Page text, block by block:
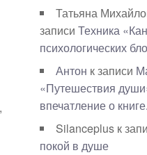
Татьяна
записиТехника
психологических
Антон к записи
«Путешествия
впечатление о книге.
Silanceplus к
покой в душе